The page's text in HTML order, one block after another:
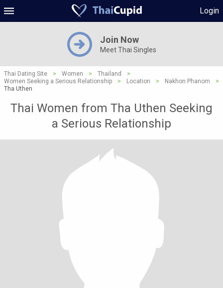
Login
Join Now
Meet Thai Singles
Thai Dating Site > Women > Thailand
>
Women Seeking a Serious Relationship
> Location > Nakhon Phanom
>
Tha Uthen
Thai Women from Tha Uthen Seeking
a Serious Relationship